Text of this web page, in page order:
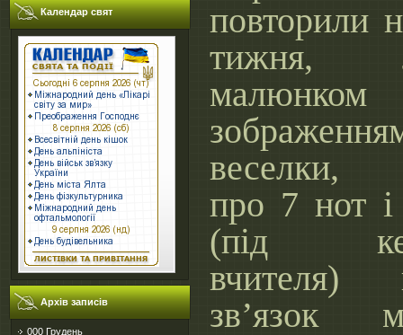
Календар свят
Архів записів
000 Грудень
повторили
тижня,
веселки,
про 7 нот і
(під
вчителя)
зв’язок